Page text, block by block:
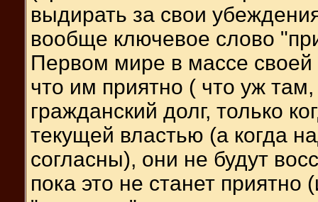
выдирать за свои
вообще ключевое слово
Первом мире в массе
что им приятно ( что уж
гражданский долг, только
текущей властью (а когда
согласны), они не будут
пока это не станет приятно